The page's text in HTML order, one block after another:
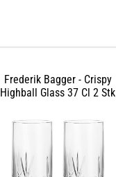
Frederik Bagger - Crispy
Highball Glass 37 Cl 2 Stk